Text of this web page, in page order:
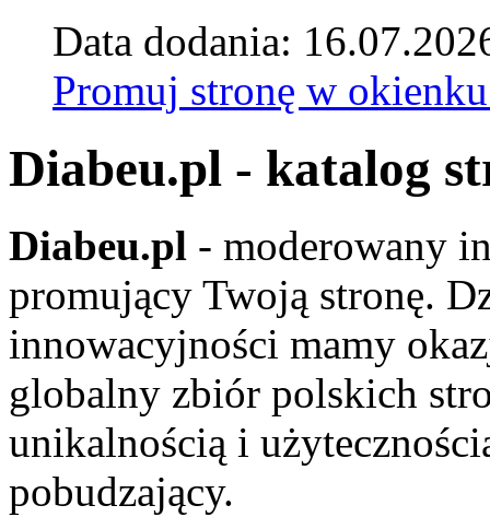
Data dodania:
Promuj stronę w
Diabeu.pl - katalog
Diabeu.pl - moderowany
promujący Twoją stronę.
innowacyjności mamy
globalny zbiór polskich
unikalnością i
pobudzający.